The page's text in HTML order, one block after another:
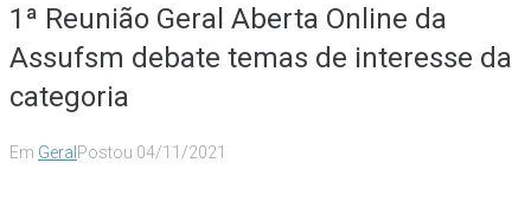
1ª Reunião Geral Aberta Online da
Assufsm debate temas de interesse da
categoria
Em Geral Postou 04/11/2021